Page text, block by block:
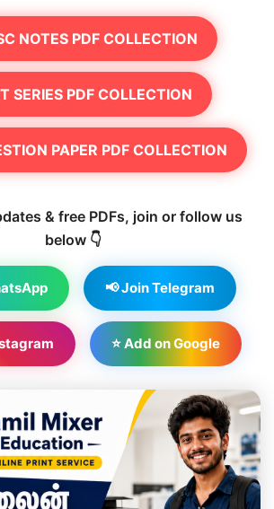
NOTES PDF COLLECTION
SERIES PDF COLLECTION
PAPER PDF COLLECTION
& free PDFs, join or follow us
below 👇
📢 Join Telegram
⭐ Add on Google